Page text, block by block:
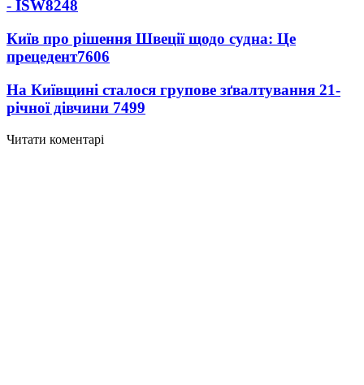
- ISW8248
Київ про рішення Швеції щодо судна: Це
прецедент7606
На Київщині сталося групове зґвалтування 21-
річної дівчини 7499
Читати коментарі